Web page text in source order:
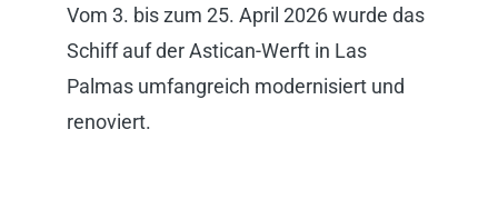
Vom 3. bis zum 25. April 2026 wurde das
Schiff auf der Astican-Werft in Las
Palmas umfangreich modernisiert und
renoviert.